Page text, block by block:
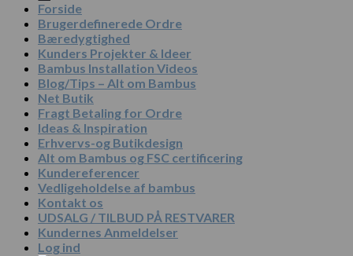
Forside
Brugerdefinerede Ordre
Bæredygtighed
Kunders Projekter & Ideer
Bambus Installation Videos
Blog/Tips – Alt om Bambus
Net Butik
Fragt Betaling for Ordre
Ideas & Inspiration
Erhvervs-og Butikdesign
Alt om Bambus og FSC certificering
Kundereferencer
Vedligeholdelse af bambus
Kontakt os
UDSALG / TILBUD PÅ RESTVARER
Kundernes Anmeldelser
Log ind